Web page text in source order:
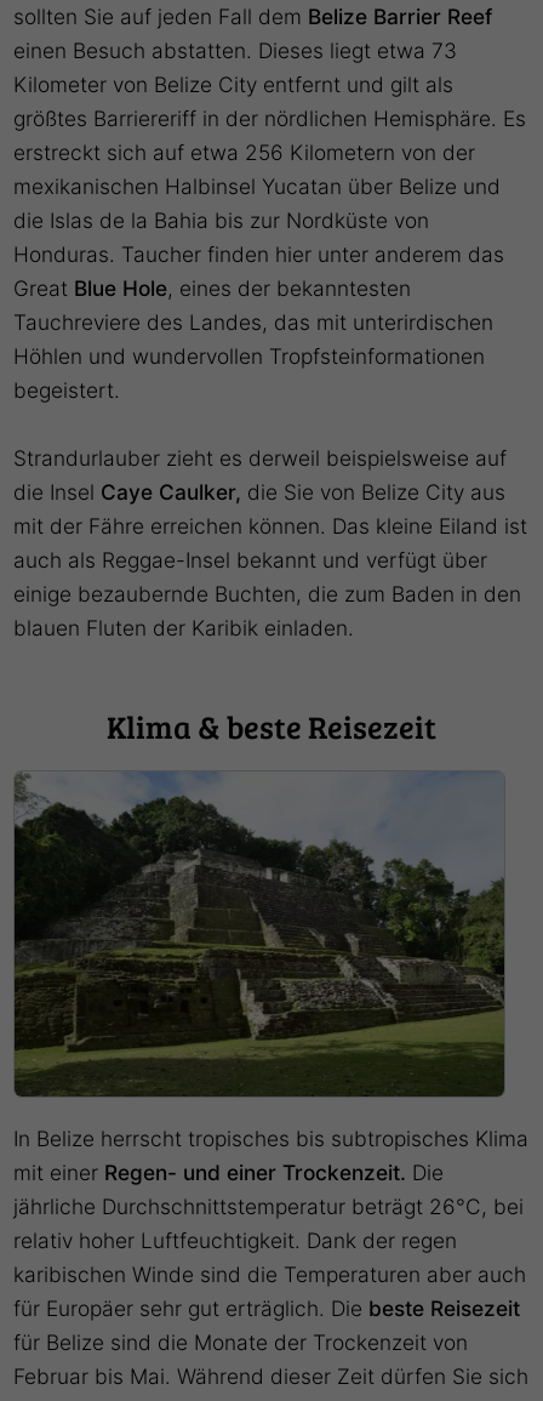
sollten Sie auf jeden Fall dem Belize Barrier Reef
einen Besuch abstatten. Dieses liegt etwa 73
Kilometer von Belize City entfernt und gilt als
größtes Barriereriff in der nördlichen Hemisphäre. Es
erstreckt sich auf etwa 256 Kilometern von der
mexikanischen Halbinsel Yucatan über Belize und
die Islas de la Bahia bis zur Nordküste von
Honduras. Taucher finden hier unter anderem das
Great Blue Hole, eines der bekanntesten
Tauchreviere des Landes, das mit unterirdischen
Höhlen und wundervollen Tropfsteinformationen
begeistert.
Strandurlauber zieht es derweil beispielsweise auf
die Insel Caye Caulker, die Sie von Belize City aus
mit der Fähre erreichen können. Das kleine Eiland ist
auch als Reggae-Insel bekannt und verfügt über
einige bezaubernde Buchten, die zum Baden in den
blauen Fluten der Karibik einladen.
Klima & beste Reisezeit
In Belize herrscht tropisches bis subtropisches Klima
mit einer Regen- und einer Trockenzeit. Die
jährliche Durchschnittstemperatur beträgt 26°C, bei
relativ hoher Luftfeuchtigkeit. Dank der regen
karibischen Winde sind die Temperaturen aber auch
für Europäer sehr gut erträglich. Die beste Reisezeit
für Belize sind die Monate der Trockenzeit von
Februar bis Mai. Während dieser Zeit dürfen Sie sich